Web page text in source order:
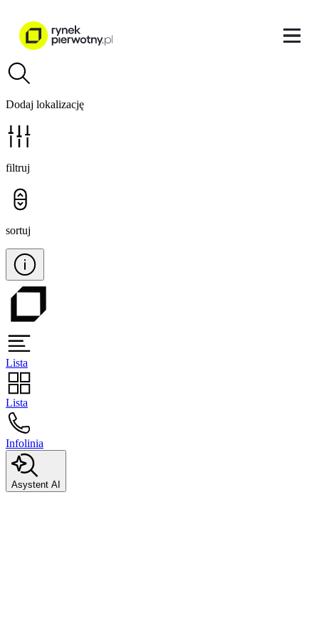
Dodaj lokalizację
filtruj
sortuj
Lista
Lista
Infolinia
Asystent AI